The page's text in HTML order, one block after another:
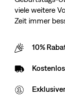
viele weitere
Zeit immer
10%